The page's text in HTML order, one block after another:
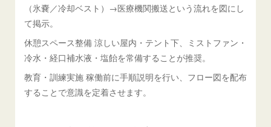
（氷嚢／冷却ベスト）→医療機関搬送という流れを図にし
て掲示。
休憩スペース整備 涼しい屋内・テント下、ミストファン・
冷水・経口補水液・塩飴を常備することが推奨。
教育・訓練実施 稼働前に手順説明を行い、フロー図を配布
することで意識を定着させます。